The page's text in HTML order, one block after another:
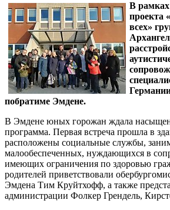
В
проекта
всех»
побратиме Эмдене.
В Эмдене юных горожан ждала
программа. Первая встреча прошла в
расположены социальные службы,
малообеспеченных, нуждающихся в
имеющих ограничения по здоровью
родителей приветствовали
Эмдена Тим Круйтхофф, а также
администрации Фолкер Грендель,